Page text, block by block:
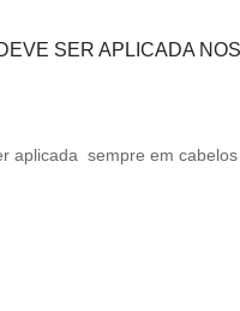
SER APLICADA
aplicada sempre em